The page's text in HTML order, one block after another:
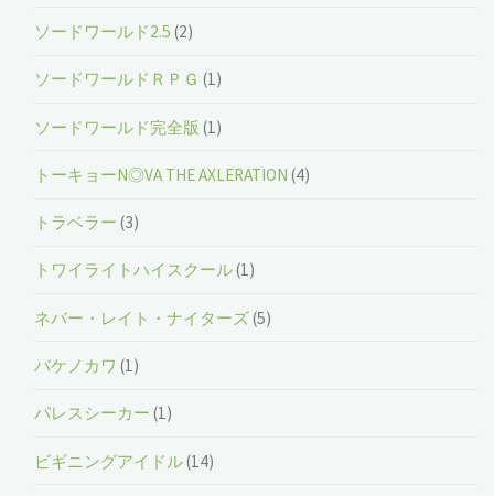
ソードワールド2.5 (2)
ソードワールドＲＰＧ (1)
ソードワールド完全版 (1)
トーキョーN◎VA THE AXLERATION (4)
トラベラー (3)
トワイライトハイスクール(1)
ネバー・レイト・ナイターズ(5)
バケノカワ (1)
パレスシーカー (1)
ビギニングアイドル(14)